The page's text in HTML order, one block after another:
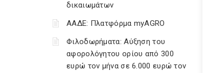
δικαιωμάτων
ΑΑΔΕ: Πλατφόρμα myAGRO
Φιλοδωρήματα: Αύξηση του
αφορολόγητου ορίου από 300
ευρώ τον μήνα σε 6.000 ευρώ τον